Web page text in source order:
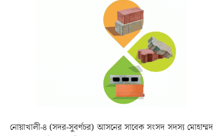
নোয়াখালী-৪ (সদর-সুবর্ণচর) আসনের সাবেক সংসদ সদস্য মোহাম্মদ